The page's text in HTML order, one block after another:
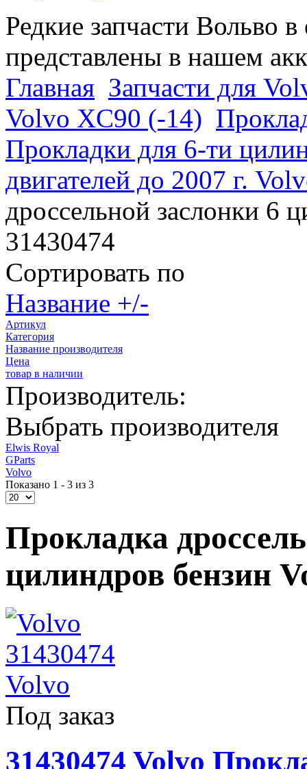
Редкие запчасти Вольво
представлены в нашем
Главная Запчасти для
Volvo XC90 (-14)
Прокладки для 6-ти
двигателей до 2007 г.
дроссельной заслонки 6
31430474
Сортировать по
Название +/-
Артикул
Категория
Название производителя
Цена
товар в наличии
Производитель:
Выбрать производителя
Elwis Royal
GParts
Volvo
Показано 1 - 3 из 3
Прокладка
цилиндров бензин
Под заказ
31430474 Volvo